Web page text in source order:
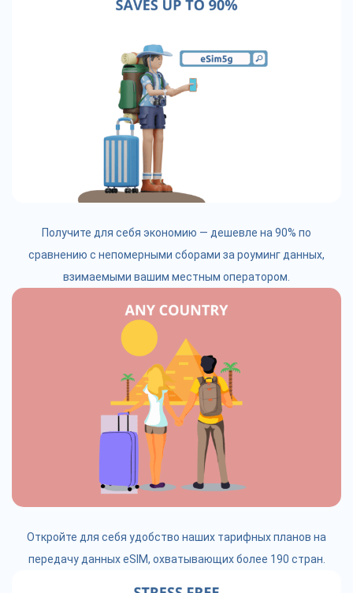
Получите для себя экономию — дешевле на 90% по
сравнению с непомерными сборами за роуминг данных,
взимаемыми вашим местным оператором.
Откройте для себя удобство наших тарифных планов на
передачу данных eSIM, охватывающих более 190 стран.